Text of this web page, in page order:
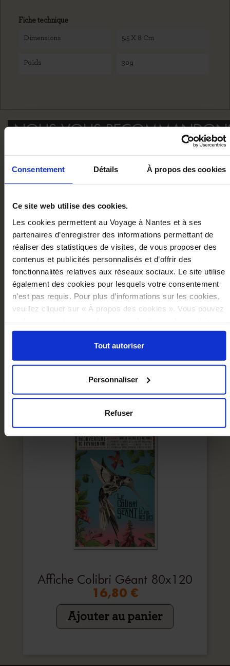
Consentement Détails À propos des cookies
Ce site web utilise des cookies.
Les cookies permettent au Voyage à Nantes et à ses
partenaires d’enregistrer des informations permettant de
réaliser des statistiques de visites, de vous proposer des
contenus et publicités personnalisés et d’offrir des
fonctionnalités relatives aux réseaux sociaux. Le site utilise
également des cookies pour lesquels votre consentement
n’est pas requis. Pour plus d’informations sur les cookies,
veuillez cliquer sur « À propos des cookies ». Vous pouvez
selon les finalités via l'onglet « Détails ». À tout moment,
vous pouvez modifier votre choix en cliquant sur le lien
« Cookies » en bas des pages du site.
Tout autoriser
Personnaliser
Refuser
Fiche technique
Dimensions 5.5 X 8 Cm
Poids 30g
NOUS VOUS
Carnet De Croquis Les Mécaniques Savantes
16,00 €
Ajouter au panier
Affiche Colibri Géant 80x120
16,80 €
Ajouter au panier